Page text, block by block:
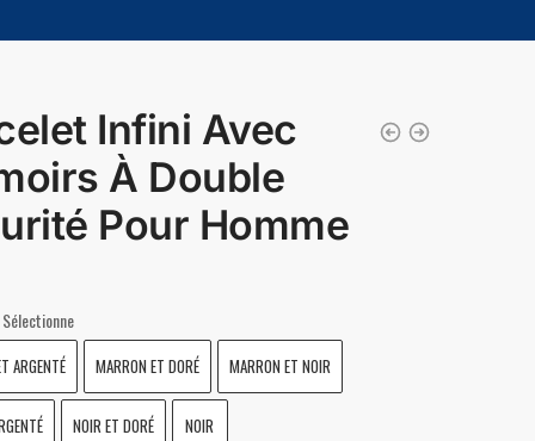
Infini Avec
À Double
Pour Homme
Sélectionne
ARGENTÉ MARRON ET DORÉ MARRON ET NOIR
NOIR ET DORÉ NOIR